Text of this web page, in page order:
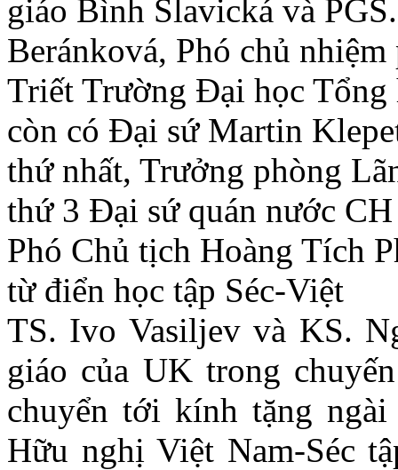
giáo Bình Slavická và
Beránková, Phó chủ
Triết Trường Đại học
còn có Đại sứ Martin
thứ nhất, Trưởng phòng
thứ 3 Đại sứ quán nước
Phó Chủ tịch Hoàng Tích
từ điển học tập Séc-Việt
TS. Ivo Vasiljev và KS.
giáo của UK trong
chuyển tới kính tặng
Hữu nghị Việt Nam-Séc